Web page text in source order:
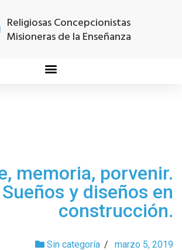
Religiosas Concepcionistas
Misioneras de la Enseñanza
memoria, porvenir.
Sueños y diseños en
construcción.
Sin categoría / marzo 5, 2019